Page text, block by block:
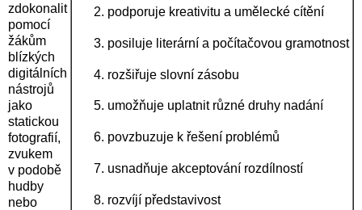
podporuje kreativitu a umělecké cítění
posiluje literární a počítačovou gramotnost
rozšiřuje slovní zásobu
umožňuje uplatnit různé druhy nadání
povzbuzuje k řešení problémů
usnadňuje akceptování rozdílností
rozvíjí představivost
zdokonalit
pomocí
žákům
blízkých
digitálních
nástrojů
jako
statickou
fotografií,
zvukem
v podobě
hudby
nebo